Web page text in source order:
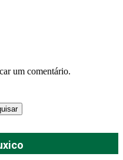
um comentário.